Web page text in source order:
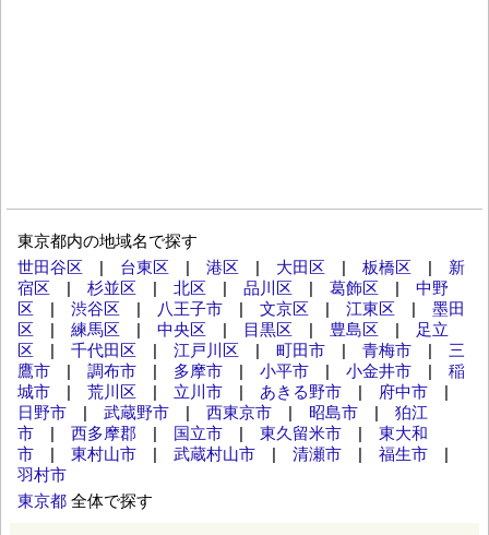
東京都内の地域名で探す
世田谷区
台東区 港区 大田区 板橋区
新
宿区
杉並区 北区 品川区 葛飾区
中野
区
渋谷区 八王子市 文京区 江東区
墨田
区
練馬区 中央区 目黒区 豊島区
足立
区
千代田区 江戸川区 町田市 青梅市
三
鷹市
調布市 多摩市 小平市 小金井市
稲
城市
荒川区 立川市 あきる野市 府中市
日野市
武蔵野市 西東京市 昭島市
狛江
市
西多摩郡 国立市 東久留米市
東大和
市
東村山市 武蔵村山市 清瀬市 福生市
羽村市
東京都 全体で探す